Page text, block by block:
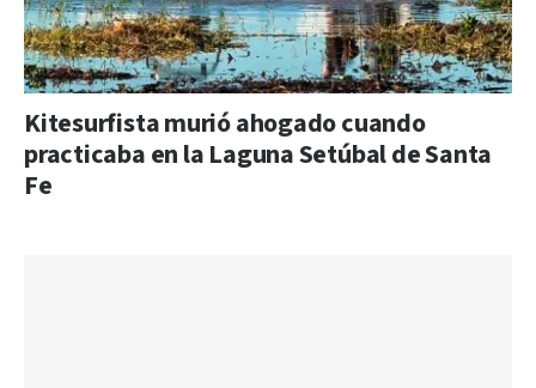
Kitesurfista murió ahogado cuando
practicaba en la Laguna Setúbal de Santa
Fe